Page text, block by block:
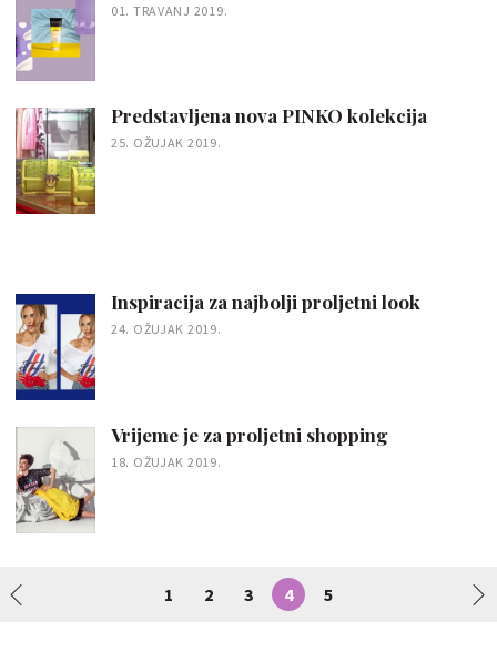
01. TRAVANJ 2019.
Predstavljena nova PINKO kolekcija
25. OŽUJAK 2019.
Inspiracija za najbolji proljetni look
24. OŽUJAK 2019.
Vrijeme je za proljetni shopping
18. OŽUJAK 2019.
1 2 3 4 5